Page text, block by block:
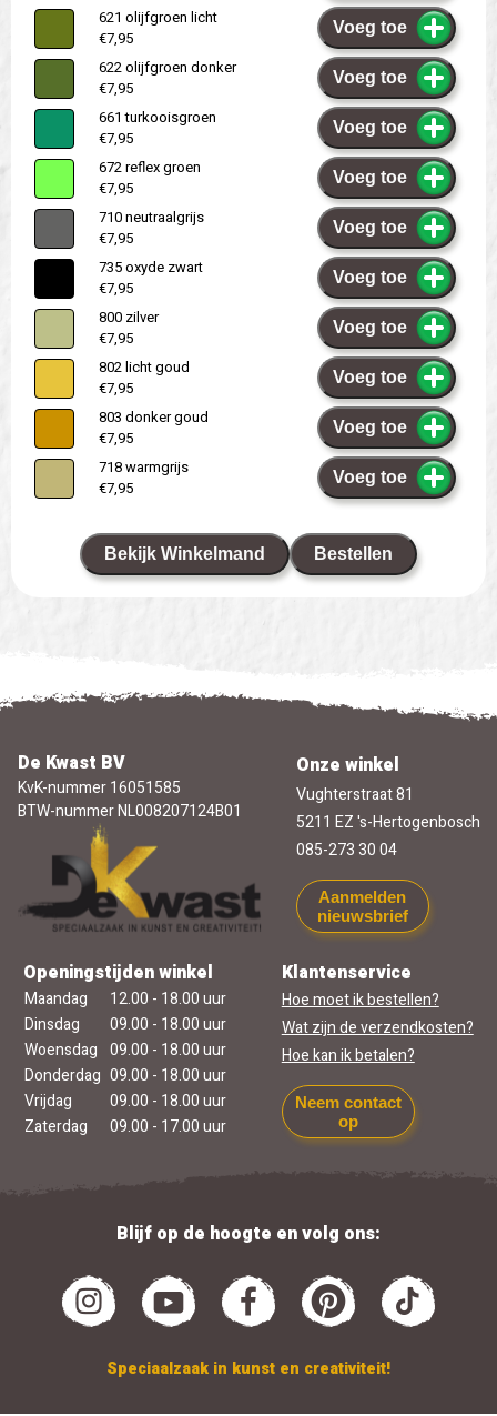
621 olijfgroen licht
€7,95
Voeg toe
622 olijfgroen donker
€7,95
Voeg toe
661 turkooisgroen
€7,95
Voeg toe
672 reflex groen
€7,95
Voeg toe
710 neutraalgrijs
€7,95
Voeg toe
735 oxyde zwart
€7,95
Voeg toe
800 zilver
€7,95
Voeg toe
802 licht goud
€7,95
Voeg toe
803 donker goud
€7,95
Voeg toe
718 warmgrijs
€7,95
Voeg toe
Bekijk Winkelmand Bestellen
De Kwast BV
KvK-nummer 16051585
BTW-nummer NL008207124B01
Onze winkel
Vughterstraat 81
5211 EZ 's-Hertogenbosch
085-273 30 04
Aanmelden
nieuwsbrief
Openingstijden winkel
Maandag
12.00 - 18.00 uur
Dinsdag
09.00 - 18.00 uur
Woensdag 09.00 - 18.00 uur
Donderdag 09.00 - 18.00 uur
Vrijdag
09.00 - 18.00 uur
Zaterdag
09.00 - 17.00 uur
Klantenservice
Hoe moet ik bestellen?
Wat zijn de verzendkosten?
Hoe kan ik betalen?
Neem contact
op
Blijf op de hoogte en volg ons:
Speciaalzaak in kunst en creativiteit!